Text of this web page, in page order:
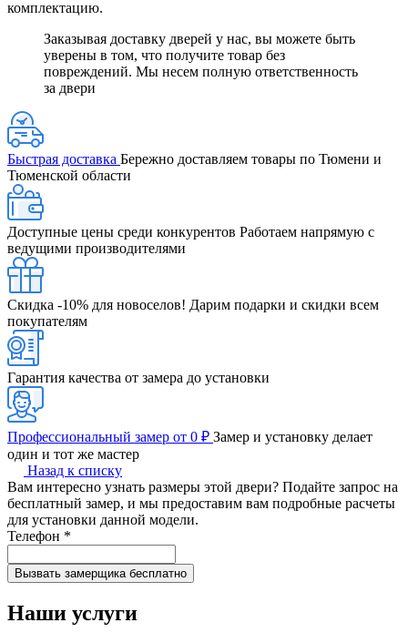
комплектацию.
Заказывая доставку дверей у нас, вы можете быть
уверены в том, что получите товар без
повреждений. Мы несем полную ответственность
за двери
Быстрая доставка Бережно доставляем товары по Тюмени и
Тюменской области
Доступные цены среди конкурентов Работаем напрямую с
ведущими производителями
Скидка -10% для новоселов! Дарим подарки и скидки всем
покупателям
Гарантия качества от замера до установки
Профессиональный замер от 0 ₽ Замер и установку делает
один и тот же мастер
Назад к списку
Вам интересно узнать размеры этой двери? Подайте запрос на
бесплатный замер, и мы предоставим вам подробные расчеты
для установки данной модели.
Телефон *
Наши услуги